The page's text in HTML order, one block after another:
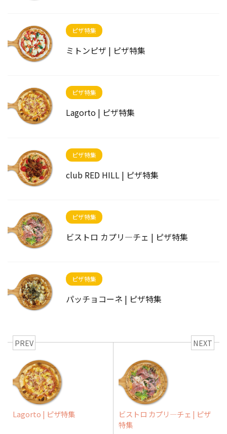
ピザ特集
ミトンピザ | ピザ特集
ピザ特集
Lagorto | ピザ特集
ピザ特集
club RED HILL | ピザ特集
ピザ特集
ビストロ カプリ―チェ | ピザ特集
ピザ特集
パッチョコーネ | ピザ特集
PREV
Lagorto | ピザ特集
NEXT
ビストロ カプリ―チェ | ピザ
特集